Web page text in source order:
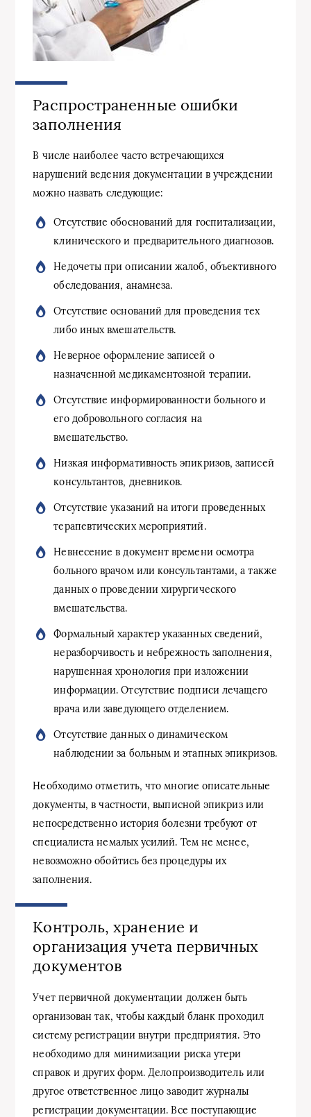
Распространенные ошибки
заполнения
В числе наиболее часто встречающихся
нарушений ведения документации в учреждении
можно назвать следующие:
Отсутствие обоснований для госпитализации,
клинического и предварительного диагнозов.
Недочеты при описании жалоб, объективного
обследования, анамнеза.
Отсутствие оснований для проведения тех
либо иных вмешательств.
Неверное оформление записей о
назначенной медикаментозной терапии.
Отсутствие информированности больного и
его добровольного согласия на
вмешательство.
Низкая информативность эпикризов, записей
консультантов, дневников.
Отсутствие указаний на итоги проведенных
терапевтических мероприятий.
Невнесение в документ времени осмотра
больного врачом или консультантами, а также
данных о проведении хирургического
вмешательства.
Формальный характер указанных сведений,
неразборчивость и небрежность заполнения,
нарушенная хронология при изложении
информации. Отсутствие подписи лечащего
врача или заведующего отделением.
Отсутствие данных о динамическом
наблюдении за больным и этапных эпикризов.
Необходимо отметить, что многие описательные
документы, в частности, выписной эпикриз или
непосредственно история болезни требуют от
специалиста немалых усилий. Тем не менее,
невозможно обойтись без процедуры их
заполнения.
Контроль, хранение и
организация учета первичных
документов
Учет первичной документации должен быть
организован так, чтобы каждый бланк проходил
систему регистрации внутри предприятия. Это
необходимо для минимизации риска утери
справок и других форм. Делопроизводитель или
другое ответственное лицо заводит журналы
регистрации документации. Все поступающие